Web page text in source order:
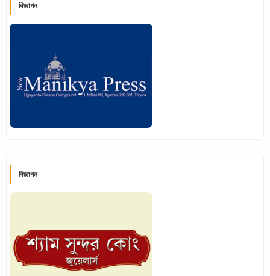
বিজ্ঞাপন
বিজ্ঞাপন